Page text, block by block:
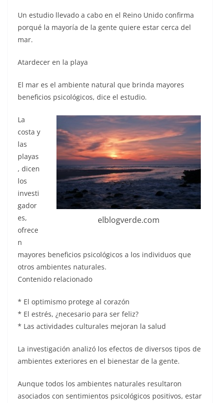
Un estudio llevado a cabo en el Reino Unido confirma
porqué la mayoría de la gente quiere estar cerca del
mar.
Atardecer en la playa
El mar es el ambiente natural que brinda mayores
beneficios psicológicos, dice el estudio.
elblogverde.com
La
costa y
las
playas
, dicen
los
investi
gador
es,
ofrece
n
mayores beneficios psicológicos a los individuos que
otros ambientes naturales.
Contenido relacionado
* El optimismo protege al corazón
* El estrés, ¿necesario para ser feliz?
* Las actividades culturales mejoran la salud
La investigación analizó los efectos de diversos tipos de
ambientes exteriores en el bienestar de la gente.
Aunque todos los ambientes naturales resultaron
asociados con sentimientos psicológicos positivos, estar